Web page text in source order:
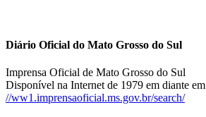
Diário Oficial do Mato Grosso do Sul
Imprensa Oficial de Mato Grosso do Sul
Disponível na Internet de 1979 em diante em
//ww1.imprensaoficial.ms.gov.br/search/